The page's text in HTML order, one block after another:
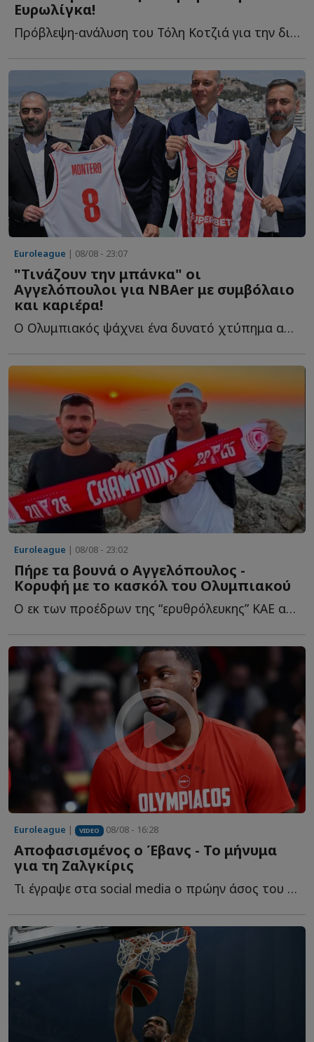
Ευρωλίγκα!
Πρόβλεψη-ανάλυση του Τόλη Κοτζιά για την διοργάνωση π...
Euroleague | 08/08 - 23:07
"Τινάζουν την μπάνκα" οι
Αγγελόπουλοι για NBAer με συμβόλαιο
και καριέρα!
Ο Ολυμπιακός ψάχνει ένα δυνατό χτύπημα από την Αμερική κ...
Euroleague | 08/08 - 23:02
Πήρε τα βουνά ο Αγγελόπουλος -
Κορυφή με το κασκόλ του Ολυμπιακού
Ο εκ των προέδρων της “ερυθρόλευκης” ΚΑΕ ανέβηκε σ...
Euroleague | VIDEO 08/08 - 16:28
Αποφασισμένος ο Έβανς - Το μήνυμα
για τη Ζαλγκίρις
Τι έγραψε στα social media o πρώην άσος του Ο...